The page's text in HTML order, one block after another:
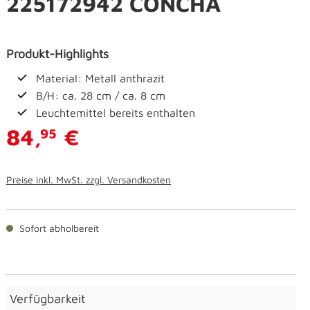
Produkt-Highlights
Material: Metall anthrazit
B/H: ca. 28 cm / ca. 8 cm
Leuchtemittel bereits enthalten
84,95 €
Preise inkl. MwSt. zzgl. Versandkosten
Sofort abholbereit
Verfügbarkeit